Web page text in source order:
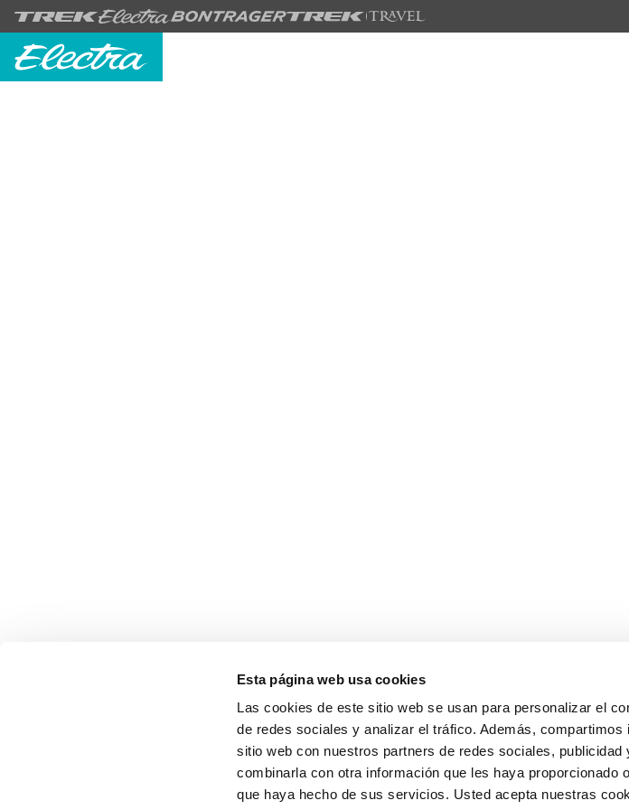
Esta página web usa cookies
Las cookies de este sitio web se usan para personalizar el
de redes sociales y analizar el tráfico. Además,
sitio web con nuestros partners de redes sociales, publicidad
combinarla con otra información que les haya proporcionado
que haya hecho de sus servicios. Usted acepta nuestras